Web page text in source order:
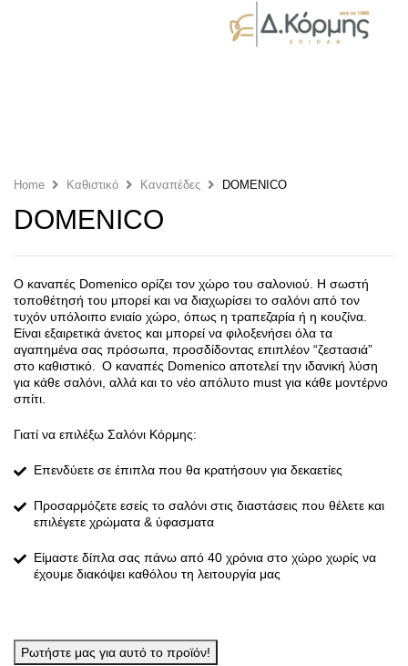
Home Καθιστικό Καναπέδες DOMENICO
DOMENICO
Ο καναπές Domenico ορίζει τον χώρο του σαλονιού. Η σωστή
τοποθέτησή του μπορεί και να διαχωρίσει το σαλόνι από τον
τυχόν υπόλοιπο ενιαίο χώρο, όπως η τραπεζαρία ή η κουζίνα.
Είναι εξαιρετικά άνετος και μπορεί να φιλοξενήσει όλα τα
αγαπημένα σας πρόσωπα, προσδίδοντας επιπλέον “ζεστασιά”
στο καθιστικό. Ο καναπές Domenico αποτελεί την ιδανική λύση
για κάθε σαλόνι, αλλά και το νέο απόλυτο must για κάθε μοντέρνο
σπίτι.
Γιατί να επιλέξω Σαλόνι Κόρμης:
Επενδύετε σε έπιπλα που θα κρατήσουν για δεκαετίες
Προσαρμόζετε εσείς το σαλόνι στις διαστάσεις που θέλετε και
επιλέγετε χρώματα & ύφασματα
Είμαστε δίπλα σας πάνω από 40 χρόνια στο χώρο χωρίς να
έχουμε διακόψει καθόλου τη λειτουργία μας
Ρωτήστε μας για αυτό το προϊόν!